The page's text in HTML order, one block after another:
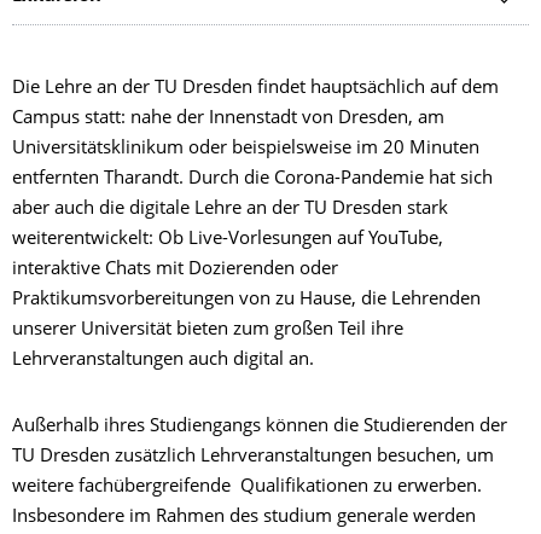
Die Lehre an der TU Dresden findet hauptsächlich auf dem
Campus statt: nahe der Innenstadt von Dresden, am
Universitätsklinikum oder beispielsweise im 20 Minuten
entfernten Tharandt. Durch die Corona-Pandemie hat sich
aber auch die digitale Lehre an der TU Dresden stark
weiterentwickelt: Ob Live-Vorlesungen auf YouTube,
interaktive Chats mit Dozierenden oder
Praktikumsvorbereitungen von zu Hause, die Lehrenden
unserer Universität bieten zum großen Teil ihre
Lehrveranstaltungen auch digital an.
Außerhalb ihres Studiengangs können die Studierenden der
TU Dresden zusätzlich Lehrveranstaltungen besuchen, um
weitere fachübergreifende Qualifikationen zu erwerben.
Insbesondere im Rahmen des studium generale werden